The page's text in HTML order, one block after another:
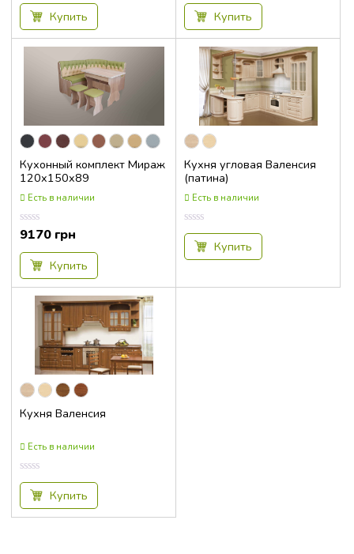
5
Купить
5
Купить
Кухонный комплект Мираж
120x150x89
Есть в наличии
Оценка
0.00
из
9170 грн
Купить
Кухня угловая Валенсия
(патина)
Есть в наличии
Оценка
0.00
5
Купить
Кухня Валенсия
Есть в наличии
Оценка
0.00
5
Купить